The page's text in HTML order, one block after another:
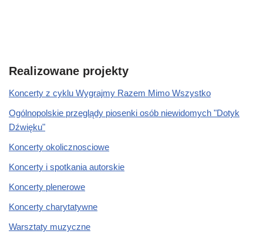
Realizowane projekty
Koncerty z cyklu Wygrajmy Razem Mimo Wszystko
Ogólnopolskie przeglądy piosenki osób niewidomych "Dotyk
Dźwięku"
Koncerty okolicznosciowe
Koncerty i spotkania autorskie
Koncerty plenerowe
Koncerty charytatywne
Warsztaty muzyczne